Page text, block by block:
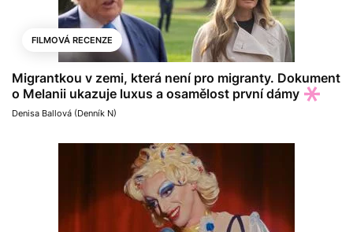
FILMOVÁ RECENZE
Migrantkou v zemi, která není pro migranty. Dokument
o Melanii ukazuje luxus a osamělost první dámy
Denisa Ballová (Denník N)